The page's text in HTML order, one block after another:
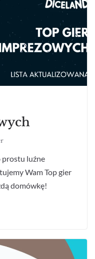
prostu luźne
Wam Top gier
domówkę!